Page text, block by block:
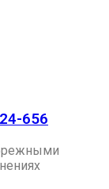
656